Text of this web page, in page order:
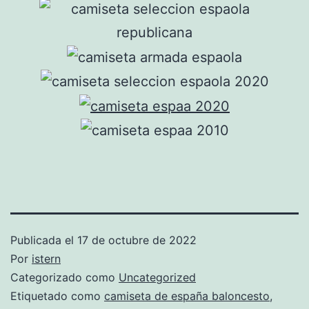
Publicada el 17 de octubre de 2022
Por istern
Categorizado como Uncategorized
Etiquetado como camiseta de españa baloncesto,